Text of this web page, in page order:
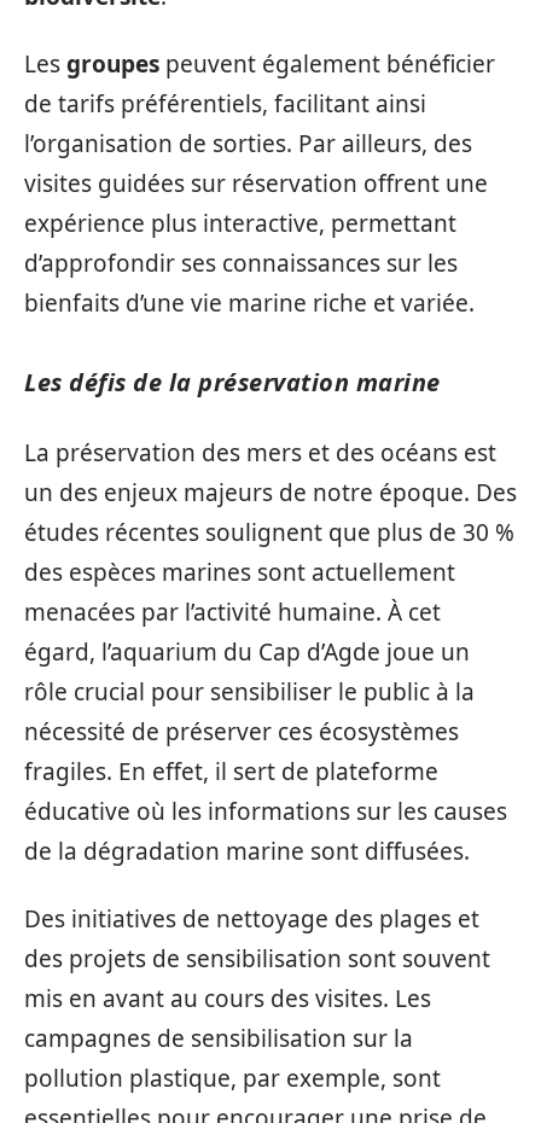
Lesgroupes peuvent également bénéficier
de tarifs préférentiels, facilitant ainsi
l’organisation de sorties. Par ailleurs, des
visites guidées sur réservation offrent une
expérience plus interactive, permettant
d’approfondir ses connaissances sur les
bienfaits d’une vie marine riche et variée.
Les défis de la préservation marine
La préservation des mers et des océans est
un des enjeux majeurs de notre époque. Des
études récentes soulignent que plus de 30 %
des espèces marines sont actuellement
menacées par l’activité humaine. À cet
égard, l’aquarium du Cap d’Agde joue un
rôle crucial pour sensibiliser le public à la
nécessité de préserver ces écosystèmes
fragiles. En effet, il sert de plateforme
éducative où les informations sur les causes
de la dégradation marine sont diffusées.
Des initiatives de nettoyage des plages et
des projets de sensibilisation sont souvent
mis en avant au cours des visites. Les
campagnes de sensibilisation sur la
pollution plastique, par exemple, sont